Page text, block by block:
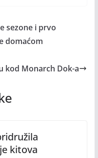
sezone i prvo
domaćom
kod Monarch Dok-a
kitova